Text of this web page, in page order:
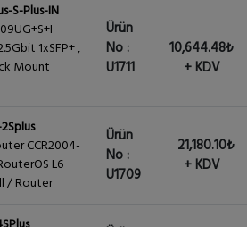
S-Plus-IN
1xSFP+ ,
Mount
Ürün
No :
U1711
10,644.48₺
+ KDV
CCR2004-
L6
/ Router
Ürün
No :
U1709
21,180.10₺
+ KDV